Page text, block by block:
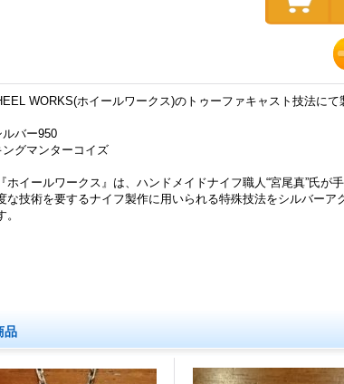
WORKS(ホイールワークス)のトゥーファキャスト技法に
バー950
グマンターコイズ
ホイールワークス』は、ハンドメイドナイフ職人“宮尾真”氏が
な技術を要するナイフ製作に用いられる特殊技法をシルバー
。
品